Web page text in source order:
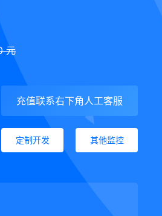
元
充值联系右下角人工客服
定制开发 其他监控